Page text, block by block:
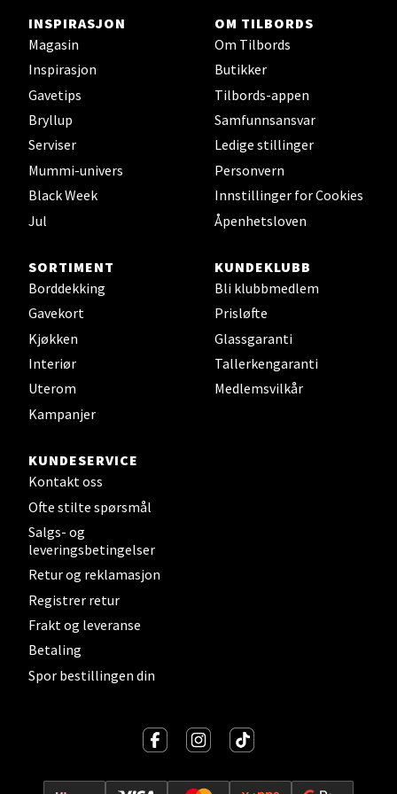
INSPIRASJON
Magasin
Inspirasjon
Gavetips
Bryllup
Serviser
Mummi-univers
Black Week
Jul
OM TILBORDS
Om Tilbords
Butikker
Tilbords-appen
Samfunnsansvar
Ledige stillinger
Personvern
Innstillinger for Cookies
Åpenhetsloven
SORTIMENT
Borddekking
Gavekort
Kjøkken
Interiør
Uterom
Kampanjer
KUNDEKLUBB
Bli klubbmedlem
Prisløfte
Glassgaranti
Tallerkengaranti
Medlemsvilkår
KUNDESERVICE
Kontakt oss
Ofte stilte spørsmål
Salgs- og
leveringsbetingelser
Retur og reklamasjon
Registrer retur
Frakt og leveranse
Betaling
Spor bestillingen din
Stavanger og Sandnes -
Herbarium
Lars Hertervigs gate 6, 4005 Stavanger
Åpent i dag 10-20
Bergen - Horisont
Myrdalsvegen 2, 5130 Nyborg
Sandefjord - Hvaltorvet
Torget 7, 3210 Sandefjord
Åpent i dag 10-20
Tromsø - Jekta Storsenter
Karlsøyveien 12, 9015 Tromsø